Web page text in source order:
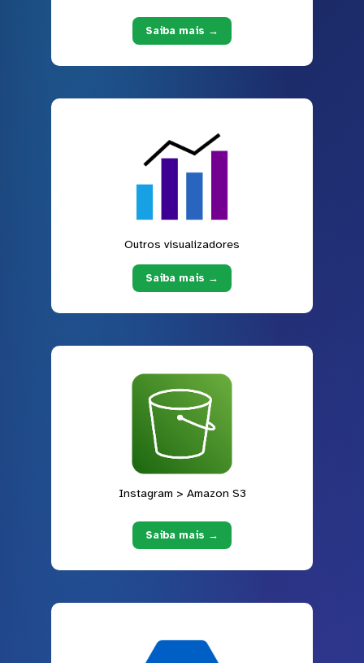
Saiba mais →
Outros visualizadores
Saiba mais →
Instagram > Amazon S3
Saiba mais →